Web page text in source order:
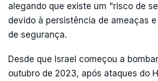
alegando que existe um "risco de
devido à persistência de ameaças
de segurança.
Desde que Israel começou a
outubro de 2023, após ataques do